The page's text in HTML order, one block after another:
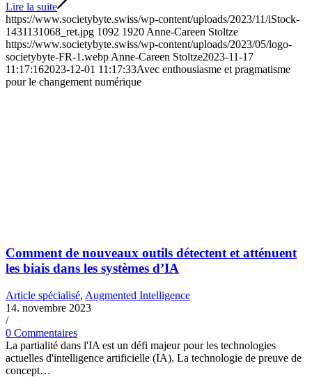
Lire la suite
https://www.societybyte.swiss/wp-content/uploads/2023/11/iStock-
1431131068_ret.jpg 1092 1920Anne-Careen Stoltze
https://www.societybyte.swiss/wp-content/uploads/2023/05/logo-
societybyte-FR-1.webpAnne-Careen Stoltze2023-11-17
11:17:162023-12-01 11:17:33Avec enthousiasme et pragmatisme
pour le changement numérique
Comment de nouveaux outils détectent et atténuent
les biais dans les systèmes d’IA
Article spécialisé, Augmented Intelligence
14. novembre 2023
/
0 Commentaires
La partialité dans l'IA est un défi majeur pour les technologies
actuelles d'intelligence artificielle (IA). La technologie de preuve de
concept…